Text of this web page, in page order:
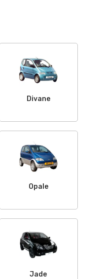
Divane
Opale
Jade